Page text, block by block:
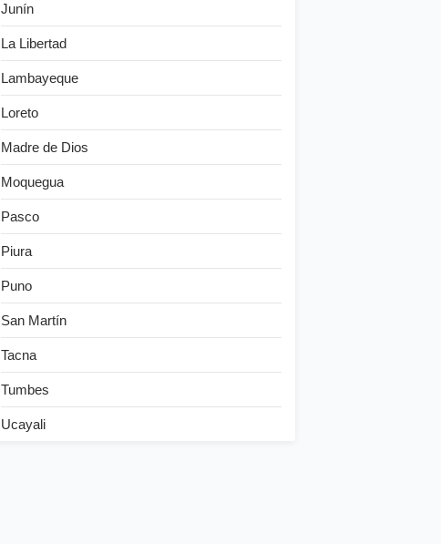
Junín
La Libertad
Lambayeque
Loreto
Madre de Dios
Moquegua
Pasco
Piura
Puno
San Martín
Tacna
Tumbes
Ucayali